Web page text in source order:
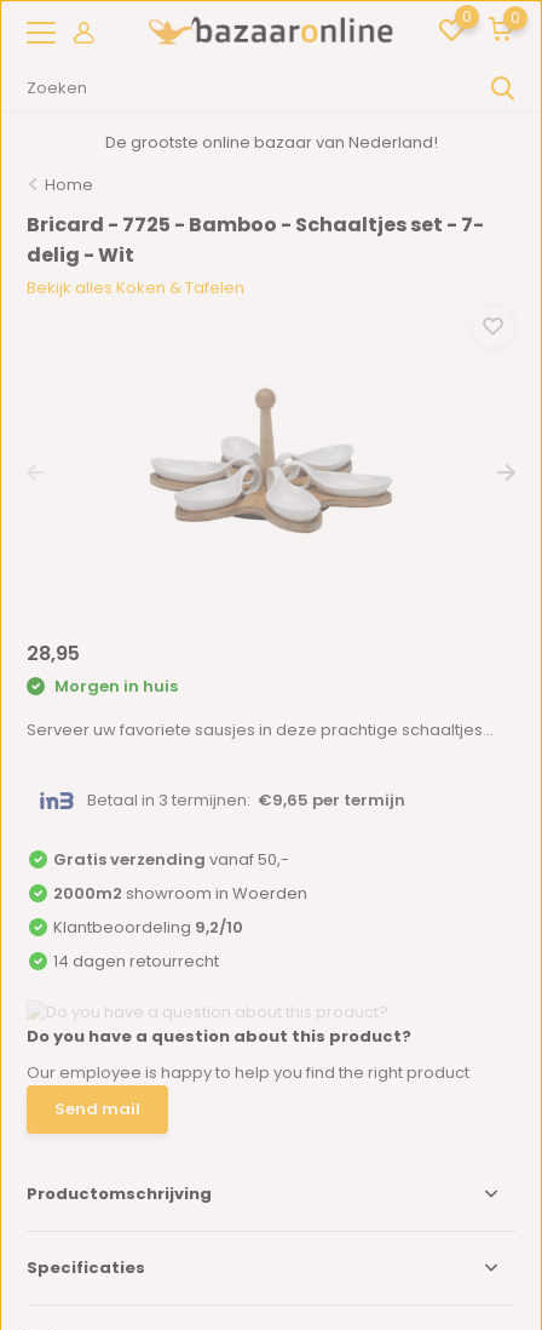
0 0
De grootste online bazaar van Nederland!
Home
Bricard - 7725 - Bamboo - Schaaltjes set - 7-
delig - Wit
Bekijk alles Koken & Tafelen
28,95
Morgen in huis
Serveer uw favoriete sausjes in deze prachtige schaaltjes...
Betaal in 3 termijnen: €9,65 per termijn
Gratis verzending vanaf 50,-
2000m2 showroom in Woerden
Klantbeoordeling 9,2/10
14 dagen retourrecht
Do you have a question about this product?
Our employee is happy to help you find the right product
Send mail
Productomschrijving
Specificaties